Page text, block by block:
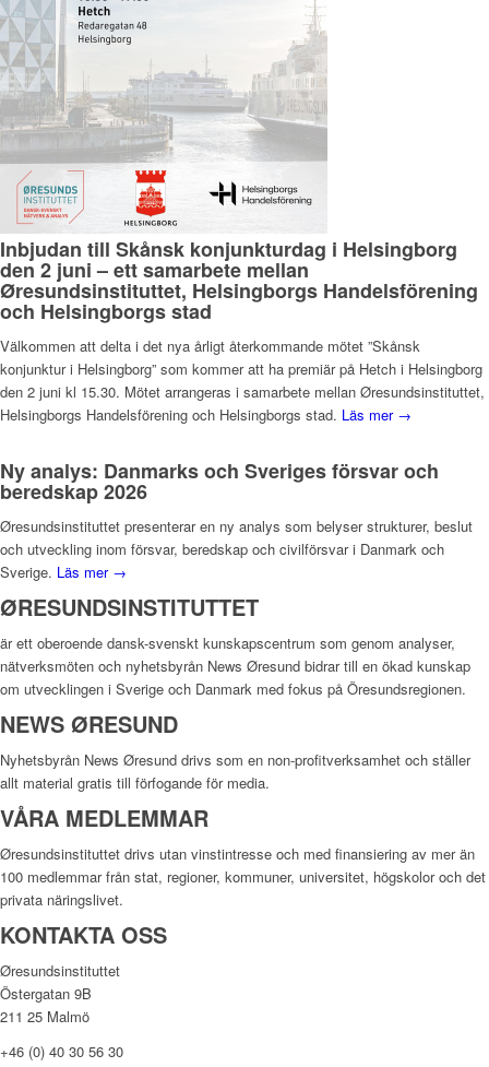
Inbjudan till Skånsk konjunkturdag i Helsingborg
den 2 juni – ett samarbete mellan
Øresundsinstituttet, Helsingborgs Handelsförening
och Helsingborgs stad
Välkommen att delta i det nya årligt återkommande mötet ”Skånsk
konjunktur i Helsingborg” som kommer att ha premiär på Hetch i Helsingborg
den 2 juni kl 15.30. Mötet arrangeras i samarbete mellan Øresundsinstituttet,
Helsingborgs Handelsförening och Helsingborgs stad. Läs mer →
Ny analys: Danmarks och Sveriges försvar och
beredskap 2026
Øresundsinstituttet presenterar en ny analys som belyser strukturer, beslut
och utveckling inom försvar, beredskap och civilförsvar i Danmark och
Sverige. Läs mer →
ØRESUNDSINSTITUTTET
är ett oberoende dansk-svenskt kunskapscentrum som genom analyser,
nätverksmöten och nyhetsbyrån News Øresund bidrar till en ökad kunskap
om utvecklingen i Sverige och Danmark med fokus på Öresundsregionen.
NEWS ØRESUND
Nyhetsbyrån News Øresund drivs som en non-profitverksamhet och ställer
allt material gratis till förfogande för media.
VÅRA MEDLEMMAR
Øresundsinstituttet drivs utan vinst­intresse och med finansiering av mer än
100 medlemmar från stat, regioner, kommuner, universitet, högskolor och det
privata näringslivet.
KONTAKTA OSS
Øresundsinstituttet
Östergatan 9B
211 25 Malmö
+46 (0) 40 30 56 30